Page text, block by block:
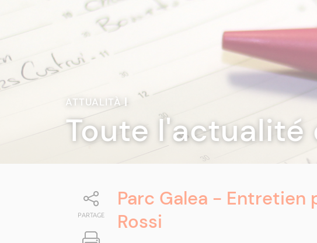
ATTUALITÀ|
Toute l'actualité
PARTAGE
Parc Galea - Entretien
Rossi